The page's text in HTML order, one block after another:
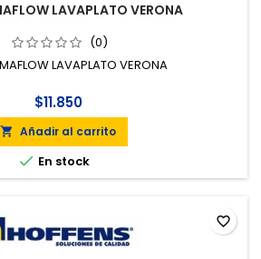
LAVAPLATO VERONA
(0)
LAVAPLATO VERONA
$11.850
 Añadir al carrito
 En stock
favorite_border